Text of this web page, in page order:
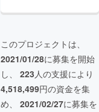
このプロジェクトは、
2021/01/28に募集を開始
し、 223人の支援により
4,518,499円の資金を集
め、 2021/02/27に募集を